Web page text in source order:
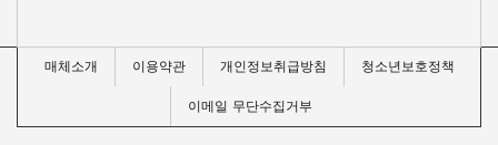
매체소개 이용약관 개인정보취급방침
청소년보호정책
이메일 무단수집거부